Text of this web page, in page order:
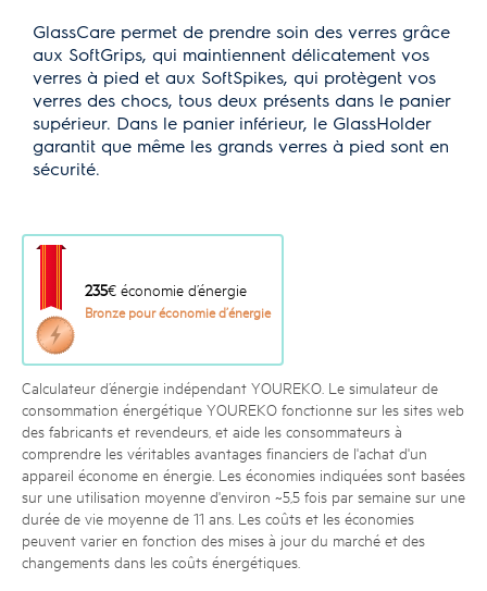
GlassCare permet de prendre soin des verres grâce
aux SoftGrips, qui maintiennent délicatement vos
verres à pied et aux SoftSpikes, qui protègent vos
verres des chocs, tous deux présents dans le panier
supérieur. Dans le panier inférieur, le GlassHolder
garantit que même les grands verres à pied sont en
sécurité.
235€ économie d’énergie
Bronze pour économie d’énergie
Calculateur d’énergie indépendant YOUREKO. Le simulateur de
consommation énergétique YOUREKO fonctionne sur les sites web
des fabricants et revendeurs, et aide les consommateurs à
comprendre les véritables avantages financiers de l'achat d'un
appareil économe en énergie. Les économies indiquées sont basées
sur une utilisation moyenne d'environ ~5,5 fois par semaine sur une
durée de vie moyenne de 11 ans. Les coûts et les économies
peuvent varier en fonction des mises à jour du marché et des
changements dans les coûts énergétiques.